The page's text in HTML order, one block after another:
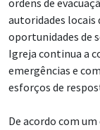
ordens de
autoridades locais
oportunidades de
Igreja continua a
emergências e
esforços de
De acordo com